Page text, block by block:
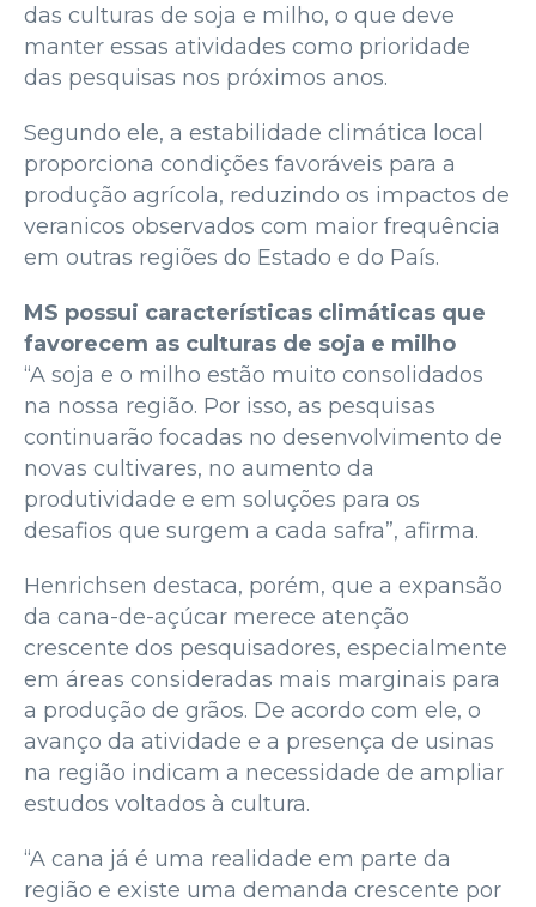
das culturas de soja e milho, o que deve
manter essas atividades como prioridade
das pesquisas nos próximos anos.
Segundo ele, a estabilidade climática local
proporciona condições favoráveis para a
produção agrícola, reduzindo os impactos de
veranicos observados com maior frequência
em outras regiões do Estado e do País.
MS possui características climáticas que
favorecem as culturas de soja e milho
“A soja e o milho estão muito consolidados
na nossa região. Por isso, as pesquisas
continuarão focadas no desenvolvimento de
novas cultivares, no aumento da
produtividade e em soluções para os
desafios que surgem a cada safra”, afirma.
Henrichsen destaca, porém, que a expansão
da cana-de-açúcar merece atenção
crescente dos pesquisadores, especialmente
em áreas consideradas mais marginais para
a produção de grãos. De acordo com ele, o
avanço da atividade e a presença de usinas
na região indicam a necessidade de ampliar
estudos voltados à cultura.
“A cana já é uma realidade em parte da
região e existe uma demanda crescente por